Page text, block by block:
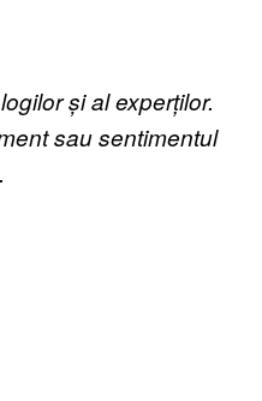
și al experților.
sau sentimentul